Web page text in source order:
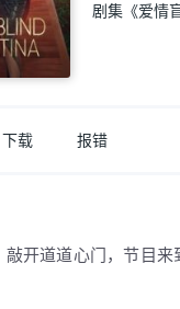
剧集《爱情
下载 报错
敲开道道心门，节目